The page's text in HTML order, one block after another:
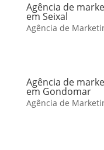
Agência de
em Seixal
Agência de
Agência de
em Gondomar
Agência de